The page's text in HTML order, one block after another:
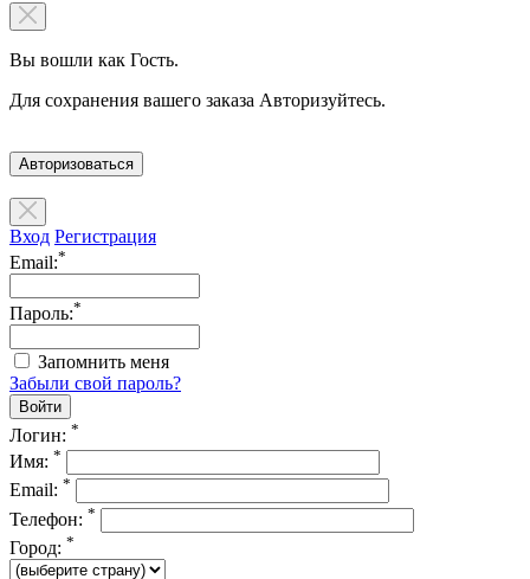
Вы вошли как Гость.
Для сохранения вашего заказа Авторизуйтесь.
Авторизоваться
Вход Регистрация
Email:*
Пароль:*
Запомнить меня
Забыли свой пароль?
Логин: *
Имя: *
Email: *
Телефон: *
Город: *